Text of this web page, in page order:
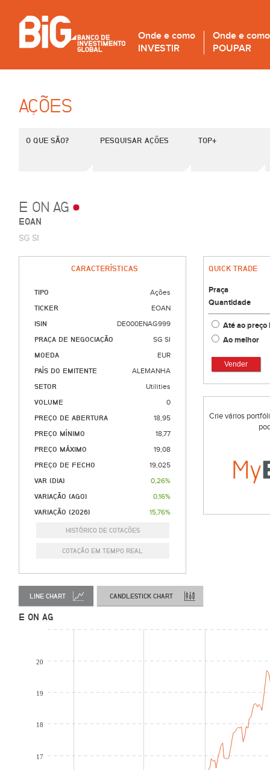
Onde e como
INVESTIR
Onde e como
POUPAR
AÇÕES
O QUE SÃO? PESQUISAR AÇÕES TOP+
E ON AG
EOAN
SG SI
CARACTERÍSTICAS
TIPO Ações
TICKER EOAN
ISIN DE000ENAG999
PRAÇA DE NEGOCIAÇÃO SG SI
MOEDA EUR
PAÍS DO EMITENTE ALEMANHA
SETOR Utilities
VOLUME 0
PREÇO DE ABERTURA 18,95
PREÇO MÍNIMO 18,77
PREÇO MÁXIMO 19,08
PREÇO DE FECHO 19,025
VAR (DIA) 0,26%
VARIAÇÃO (AGO) 0,16%
VARIAÇÃO (2026) 15,76%
HISTÓRICO DE COTAÇÕES
COTAÇÃO EM TEMPO REAL
QUICK TRADE
Praça
Quantidade
Até ao
Ao melhor
Vender
Crie vários
LINE CHART CANDLESTICK CHART
E ON AG
17
18
19
20